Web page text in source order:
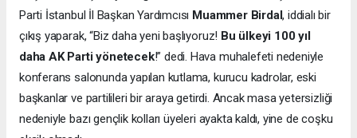
Parti İstanbul İl Başkan Yardımcısı Muammer Birdal, iddialı bir
çıkış yaparak, “Biz daha yeni başlıyoruz! Bu ülkeyi 100 yıl
daha AK Parti yönetecek!” dedi. Hava muhalefeti nedeniyle
konferans salonunda yapılan kutlama, kurucu kadrolar, eski
başkanlar ve partilileri bir araya getirdi. Ancak masa yetersizliği
nedeniyle bazı gençlik kolları üyeleri ayakta kaldı, yine de coşku